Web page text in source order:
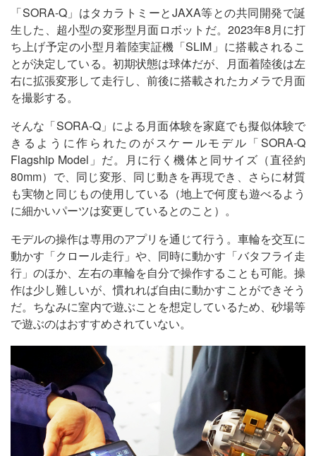
「SORA-Q」はタカラトミーとJAXA等との共同開発で誕
生した、超小型の変形型月面ロボットだ。2023年8月に打
ち上げ予定の小型月着陸実証機「SLIM」に搭載されるこ
とが決定している。初期状態は球体だが、月面着陸後は左
右に拡張変形して走行し、前後に搭載されたカメラで月面
を撮影する。
そんな「SORA-Q」による月面体験を家庭でも擬似体験で
きるように作られたのがスケールモデル「SORA-Q
Flagship Model」だ。月に行く機体と同サイズ（直径約
80mm）で、同じ変形、同じ動きを再現でき、さらに材質
も実物と同じもの使用している（地上で何度も遊べるよう
に細かいパーツは変更しているとのこと）。
モデルの操作は専用のアプリを通じて行う。車輪を交互に
動かす「クロール走行」や、同時に動かす「バタフライ走
行」のほか、左右の車輪を自分で操作することも可能。操
作は少し難しいが、慣れれば自由に動かすことができそう
だ。ちなみに室内で遊ぶことを想定しているため、砂場等
で遊ぶのはおすすめされていない。